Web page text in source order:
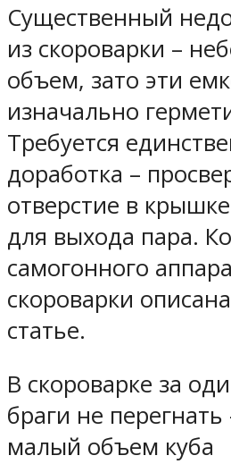
Существенный
из скороварки –
объем, зато эти
изначально
Требуется
доработка –
отверстие в
для выхода пара.
самогонного
скороварки
статье.
В скороварке за
браги не
малый объем куба